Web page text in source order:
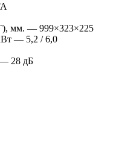
мм. — 999×323×225
— 5,2 / 6,0
28 дБ